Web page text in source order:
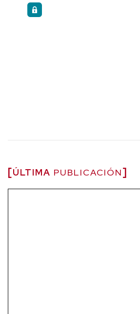
ÚLTIMA PUBLICACIÓN